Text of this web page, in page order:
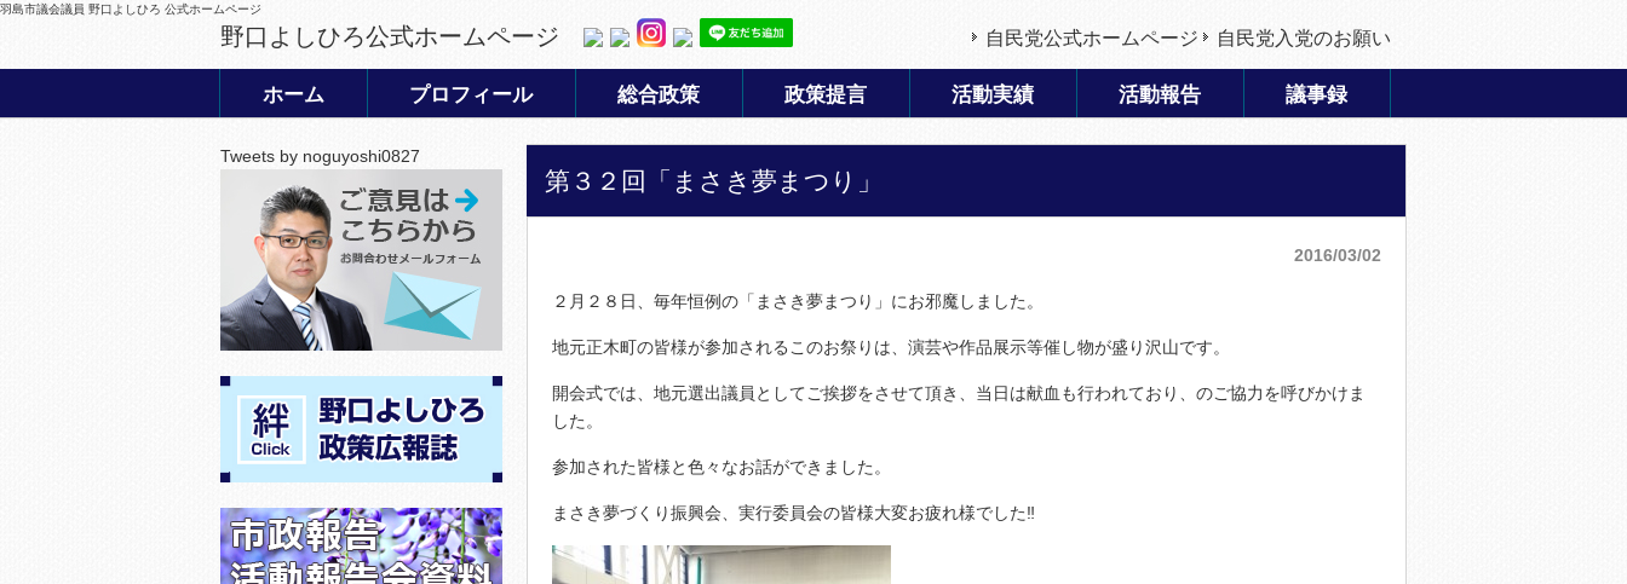
羽島市議会議員 野口よしひろ 公式ホームページ
野口よしひろ公式ホームページ 自民党公式ホームページ 自民党入党のお願い
ホーム プロフィール 総合政策 政策提言 活動実績 活動報告 議事録
第３２回「まさき夢まつり」
2016/03/02
２月２８日、毎年恒例の「まさき夢まつり」にお邪魔しました。
地元正木町の皆様が参加されるこのお祭りは、演芸や作品展示等催し物が盛り沢山です。
開会式では、地元選出議員としてご挨拶をさせて頂き、当日は献血も行われており、のご協力を呼びかけま
した。
参加された皆様と色々なお話ができました。
まさき夢づくり振興会、実行委員会の皆様大変お疲れ様でした‼
Tweets by noguyoshi0827